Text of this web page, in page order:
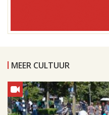
MEER CULTUUR